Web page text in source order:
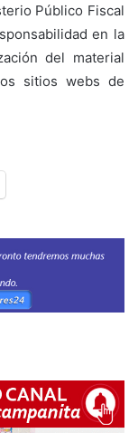
Público Fiscal
en la
del material
sitios webs de